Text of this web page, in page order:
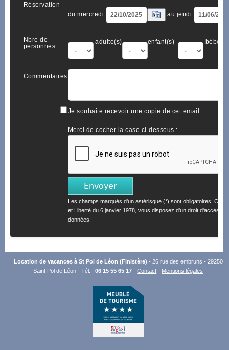
Réservation
du mercredi
au jeudi
Nbre de
personnes
adulte(s) enfant(s) bébé(s)
Commentaires
Je souhaite recevoir une copie de cet email
Merci de cocher la case ci-dessous :
Les champs marqués d'un astérisque (*) sont obligatoires.
et Liberté du 6 janvier 1978, vous disposez d'un droit d'accès et
données.
Location de vacances à St Pol de Léon (Finistère) - 26 rue des embruns - 29250
Saint Pol de Léon - Tél. :06 15 55 65 17 -Contact - Mentions légales